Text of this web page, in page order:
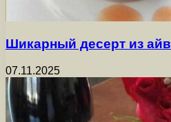
Шикарный десерт из
07.11.2025